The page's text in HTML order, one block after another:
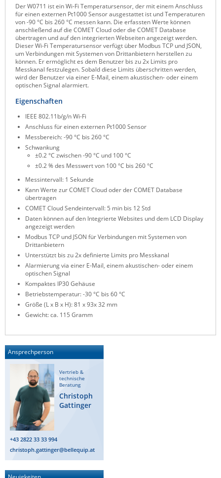
Raritan
Riello UPS
Server Technology
Siretta
SIRIO Antenne
Sunbird
Tactical Software
TEKTELIC
Teltonika
Unwired Networks
Vision
WATTECO
Westermo
Yuasa
ZPE Systems
News zu unseren Herstellern
Der W0711 ist ein Wi-Fi Temperatursensor, der mit einem Anschluss
für einen externen Pt1000 Sensor ausgestattet ist und Temperaturen
von -90 °C bis 260 °C messen kann. Die erfassten Werte können
anschließend auf die COMET Cloud oder die COMET Database
übertragen und auf den integrierten Webseiten angezeigt werden.
Dieser Wi-Fi Temperatursensor verfügt über Modbus TCP und JSON,
um Verbindungen mit Systemen von Drittanbietern herstellen zu
können. Er ermöglicht es dem Benutzer bis zu 2x Limits pro
Messkanal festzulegen. Sobald diese Limits überschritten werden,
wird der Benutzer via einer E-Mail, einem akustischen- oder einem
optischen Signal alarmiert.
Eigenschaften
IEEE 802.11b/g/n Wi-Fi
Anschluss für einen externen Pt1000 Sensor
Messbereich: -90 °C bis 260 °C
Schwankung
±0.2 °C zwischen -90 °C und 100 °C
±0.2 % des Messwert von 100 °C bis 260 °C
Messintervall: 1 Sekunde
Kann Werte zur COMET Cloud oder der COMET Database
übertragen
COMET Cloud Sendeintervall: 5 min bis 12 Std
Daten können auf den Integrierte Websites und dem LCD Display
angezeigt werden
Modbus TCP und JSON für Verbindungen mit Systemen von
Drittanbietern
Unterstützt bis zu 2x definierte Limits pro Messkanal
Alarmierung via einer E-Mail, einem akustischen- oder einem
optischen Signal
Kompaktes IP30 Gehäuse
Betriebstemperatur: -30 °C bis 60 °C
Größe (L x B x H): 81 x 93x 32 mm
Gewicht: ca. 115 Gramm
Ansprechperson
Vertrieb &
technische
Beratung
Christoph
Gattinger
+43 2822 33 33 994
christoph.gattinger@bellequip.at